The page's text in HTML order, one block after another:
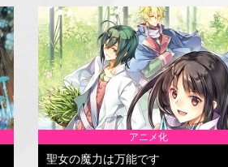
アニメ化
聖女の魔力は万能です